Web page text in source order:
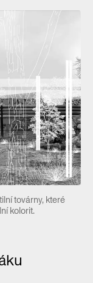
továrny, které
kolorit.